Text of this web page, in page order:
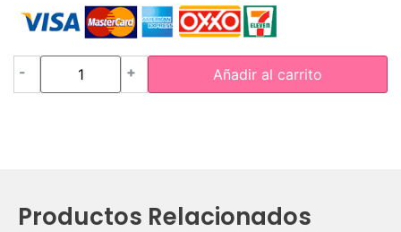
- + Añadir al carrito
Productos Relacionados